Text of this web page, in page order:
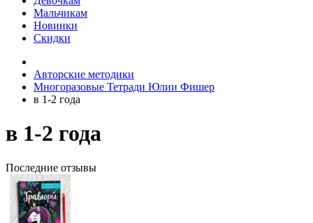
Мальчикам
Новинки
Скидки
Авторские методики
Многоразовые Тетради Юлии Фишер
в 1-2 года
в 1-2 года
Последние отзывы